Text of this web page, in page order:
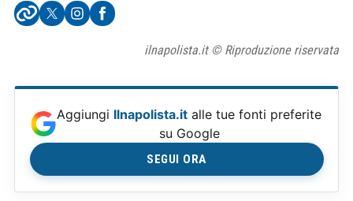
ilnapolista.it © Riproduzione riservata
Aggiungi Ilnapolista.it alle tue fonti preferite
su Google
SEGUI ORA